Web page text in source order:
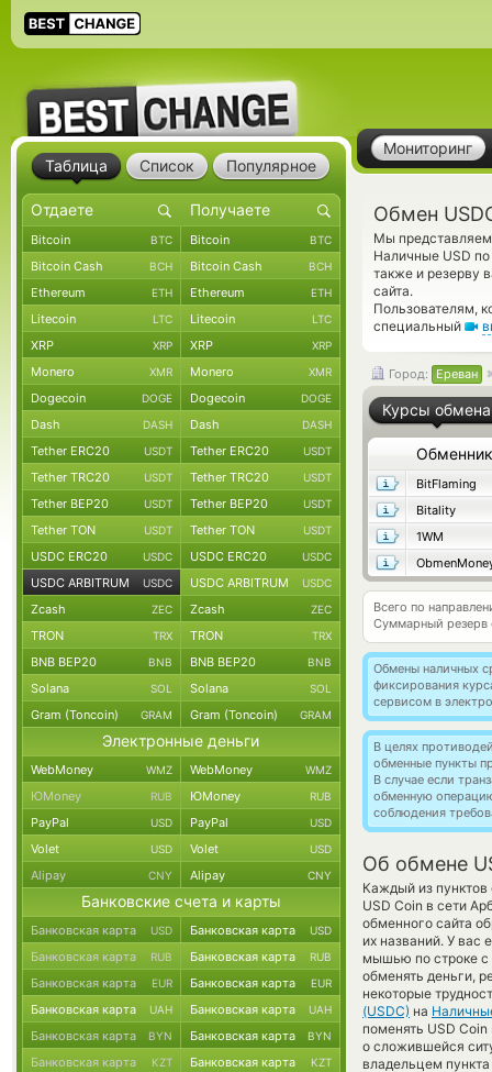
Мониторинг
Обмен
Мы представляем
Наличные USD
также и резерву
сайта.
Пользователям,
специальный
Город: Ереван
Курсы обмена
Обменник
BitFlaming
Bitality
1WM
Всего по
Суммарный резерв
Обмены наличных
фиксирования
сервисом в
В целях
обменные пункты
В случае если
обменную
соблюдения
Об обмене
Каждый из пунктов
USD Coin в сети
обменного сайта
их названий. У вас
мышью по строке с
обменять деньги,
некоторые
(USDC) на
поменять USD
о сложившейся
владельцем
Таблица Список Популярное
Bitcoin BTC Bitcoin BTC
Bitcoin Cash BCH Bitcoin Cash BCH
Ethereum ETH Ethereum ETH
Litecoin LTC Litecoin LTC
XRP XRP XRP XRP
Monero XMR Monero XMR
Dogecoin DOGE Dogecoin DOGE
Dash DASH Dash DASH
Tether ERC20 USDT Tether ERC20 USDT
Tether TRC20 USDT Tether TRC20 USDT
Tether BEP20 USDT Tether BEP20 USDT
Tether TON USDT Tether TON USDT
USDC ERC20 USDC USDC ERC20 USDC
USDC ARBITRUM USDC USDC ARBITRUM USDC
Zcash ZEC Zcash ZEC
TRON TRX TRON TRX
BNB BEP20 BNB BNB BEP20 BNB
Solana SOL Solana SOL
Gram (Toncoin) GRAM Gram (Toncoin) GRAM
Электронные деньги
WebMoney WMZ WebMoney WMZ
ЮMoney RUB ЮMoney RUB
PayPal USD PayPal USD
Volet USD Volet USD
Alipay CNY Alipay CNY
Банковские счета и карты
Банковская карта USD Банковская карта USD
Банковская карта RUB Банковская карта RUB
Банковская карта EUR Банковская карта EUR
Банковская карта UAH Банковская карта UAH
Банковская карта BYN Банковская карта BYN
Банковская карта KZT Банковская карта KZT